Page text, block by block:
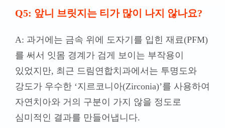
Q5: 앞니 브릿지는 티가 많이 나지 않나요?
A: 과거에는 금속 위에 도자기를 입힌 재료(PFM)
를 써서 잇몸 경계가 검게 보이는 부작용이
있었지만, 최근 드림연합치과에서는 투명도와
강도가 우수한 ‘지르코니아(Zirconia)’를 사용하여
자연치아와 거의 구분이 가지 않을 정도로
심미적인 결과를 만들어냅니다.